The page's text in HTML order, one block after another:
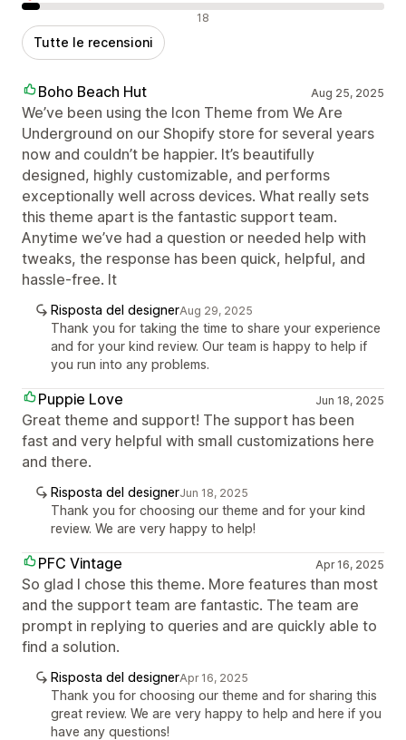
Recensioni negative 18
Tutte le recensioni
Boho Beach Hut Aug 25, 2025
We’ve been using the Icon Theme from We Are
Underground on our Shopify store for several years
now and couldn’t be happier. It’s beautifully
designed, highly customizable, and performs
exceptionally well across devices. What really sets
this theme apart is the fantastic support team.
Anytime we’ve had a question or needed help with
tweaks, the response has been quick, helpful, and
hassle-free. It
Risposta del designerAug 29, 2025
Thank you for taking the time to share your experience
and for your kind review. Our team is happy to help if
you run into any problems.
Puppie Love Jun 18, 2025
Great theme and support! The support has been
fast and very helpful with small customizations here
and there.
Risposta del designerJun 18, 2025
Thank you for choosing our theme and for your kind
review. We are very happy to help!
PFC Vintage Apr 16, 2025
So glad I chose this theme. More features than most
and the support team are fantastic. The team are
prompt in replying to queries and are quickly able to
find a solution.
Risposta del designerApr 16, 2025
Thank you for choosing our theme and for sharing this
great review. We are very happy to help and here if you
have any questions!